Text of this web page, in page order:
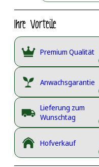
Ihre Vorteile
Premium Qualität
Anwachsgarantie
Lieferung zum
Wunschtag
Hofverkauf